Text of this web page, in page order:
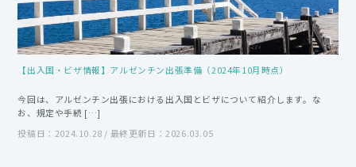
【出入国・ビザ情報】アルゼンチン出張準備（2024年10月時点）
今回は、アルゼンチン出張における出入国とビザについて紹介します。な
お、規定や手続 […]
投稿日：2024.10.28 / 最終更新日：2026.03.05